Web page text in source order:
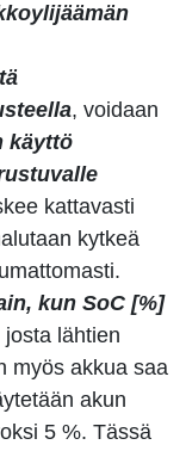
, voidaan
käyttö
kattavasti
kytkeä
kun SoC [%]
lähtien
myös akkua saa
akun
5 %. Tässä